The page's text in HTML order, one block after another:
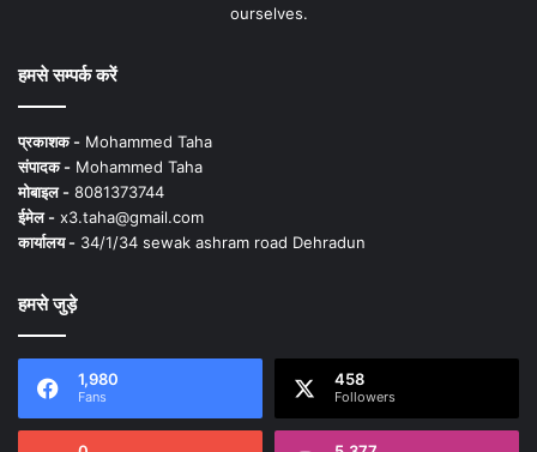
ourselves.
हमसे सम्पर्क करें
प्रकाशक - Mohammed Taha
संपादक - Mohammed Taha
मोबाइल - 8081373744
ईमेल - x3.taha@gmail.com
कार्यालय - 34/1/34 sewak ashram road Dehradun
हमसे जुड़े
1,980
Fans
458
Followers